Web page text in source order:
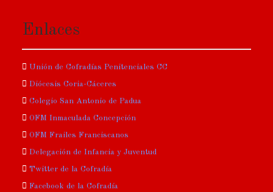
Enlaces
Unión de Cofradías Penitenciales CC
Diócesis Coria-Cáceres
Colegio San Antonio de Padua
OFM Inmaculada Concepción
OFM Frailes Franciscanos
Delegación de Infancia y Juventud
Twitter de la Cofradía
Facebook de la Cofradía